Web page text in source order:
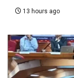
13 hours ago